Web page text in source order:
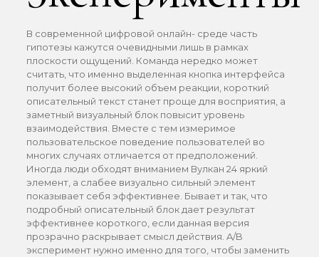
В современной цифровой онлайн- среде часть
гипотезы кажутся очевидными лишь в рамках
плоскости ощущений. Команда нередко может
считать, что именно выделенная кнопка интерфейса
получит более высокий объем реакции, короткий
описательный текст станет проще для восприятия, а
заметный визуальный блок повысит уровень
взаимодействия. Вместе с тем измеримое
пользовательское поведение пользователей во
многих случаях отличается от предположений.
Иногда люди обходят вниманием Вулкан 24 яркий
элемент, а слабее визуально сильный элемент
показывает себя эффективнее. Бывает и так, что
подробный описательный блок дает результат
эффективнее короткого, если данная версия
прозрачно раскрывает смысл действия. A/B
эксперимент нужно именно для того, чтобы заменить